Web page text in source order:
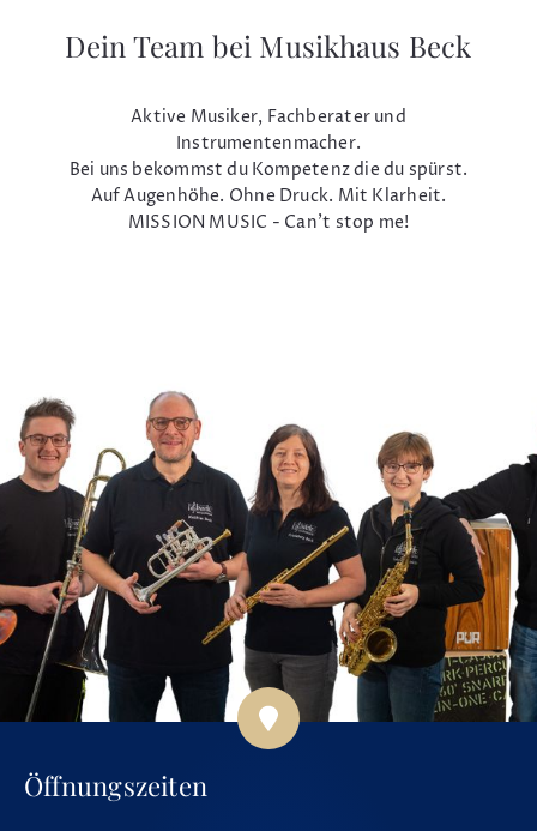
Dein Team bei Musikhaus Beck
Aktive Musiker, Fachberater und
Instrumentenmacher.
Bei uns bekommst du Kompetenz die du spürst.
Auf Augenhöhe. Ohne Druck. Mit Klarheit.
MISSION MUSIC - Can't stop me!
Öffnungszeiten